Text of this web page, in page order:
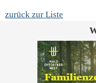
zurück zur Liste